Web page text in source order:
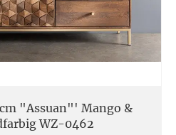
"Assuan"' Mango &
WZ-0462